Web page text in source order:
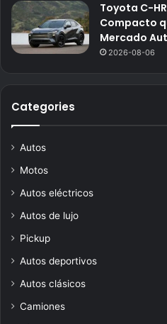
Toyota C-HR
Compacto
Mercado
2026-08-06
Categories
Autos
Motos
Autos eléctricos
Autos de lujo
Pickup
Autos deportivos
Autos clásicos
Camiones